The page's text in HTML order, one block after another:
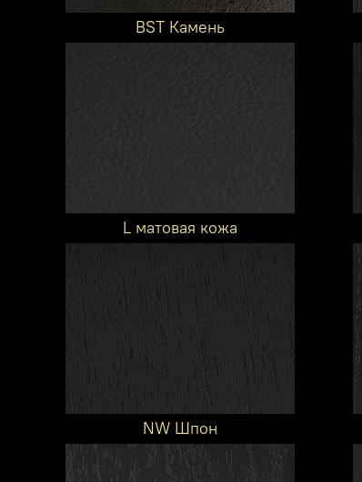
BST Камень
L матовая кожа
NW Шпон